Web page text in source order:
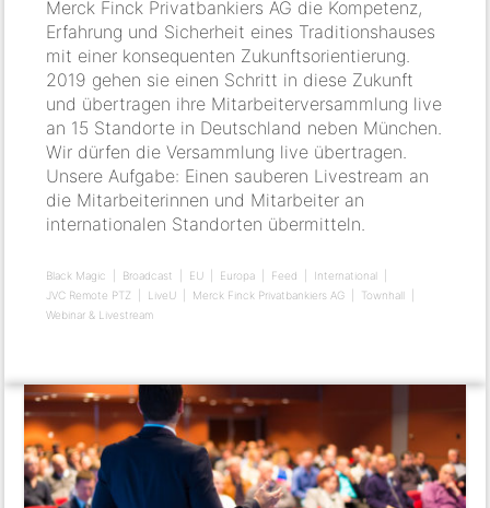
Merck Finck Privatbankiers AG die Kompetenz,
Erfahrung und Sicherheit eines Traditionshauses
mit einer konsequenten Zukunftsorientierung.
2019 gehen sie einen Schritt in diese Zukunft
und übertragen ihre Mitarbeiterversammlung live
an 15 Standorte in Deutschland neben München.
Wir dürfen die Versammlung live übertragen.
Unsere Aufgabe: Einen sauberen Livestream an
die Mitarbeiterinnen und Mitarbeiter an
internationalen Standorten übermitteln.
Black Magic Broadcast EU Europa Feed
International
JVC Remote PTZ
LiveU Merck Finck Privatbankiers AG
Townhall
Webinar & Livestream